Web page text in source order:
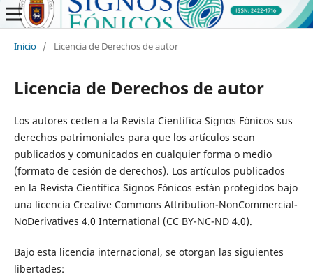
Inicio / Licencia de Derechos de autor
Licencia de Derechos de autor
Los autores ceden a la Revista Científica Signos Fónicos sus
derechos patrimoniales para que los artículos sean
publicados y comunicados en cualquier forma o medio
(formato de cesión de derechos). Los artículos publicados
en la Revista Científica Signos Fónicos están protegidos bajo
una licencia Creative Commons Attribution-NonCommercial-
NoDerivatives 4.0 International (CC BY-NC-ND 4.0).
Bajo esta licencia internacional, se otorgan las siguientes
libertades: